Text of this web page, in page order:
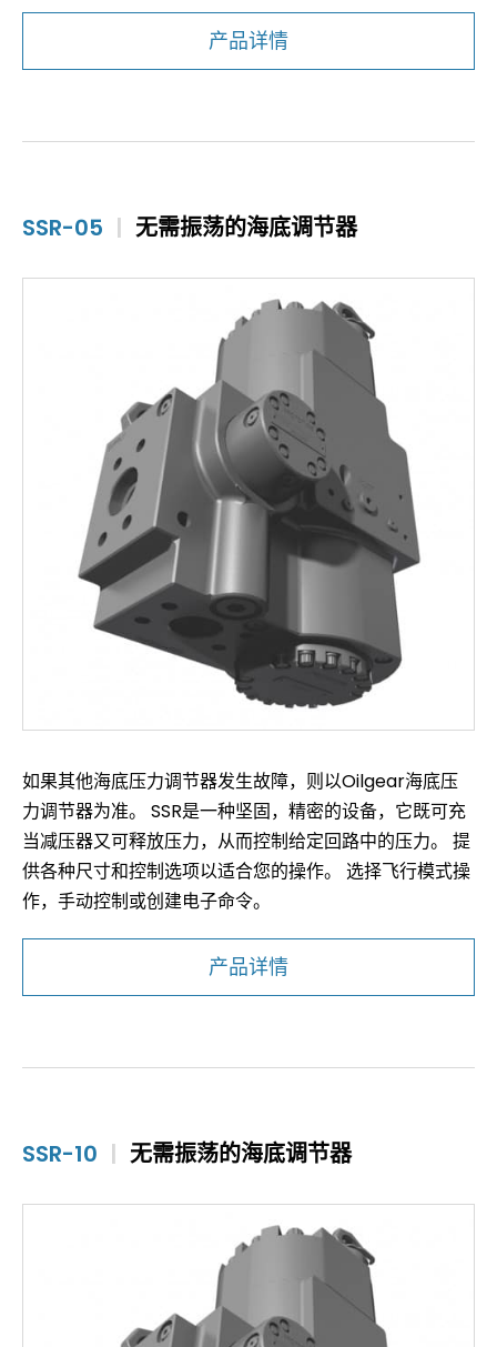
产品详情
SSR-05 | 无需振荡的海底调节器
如果其他海底压力调节器发生故障，则以Oilgear海底压
力调节器为准。 SSR是一种坚固，精密的设备，它既可充
当减压器又可释放压力，从而控制给定回路中的压力。 提
供各种尺寸和控制选项以适合您的操作。 选择飞行模式操
作，手动控制或创建电子命令。
产品详情
SSR-10 | 无需振荡的海底调节器